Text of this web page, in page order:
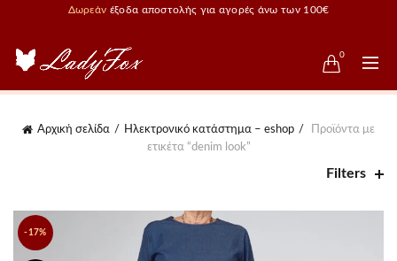
Δωρεάν έξοδα αποστολής για αγορές άνω των 100€
0
Αρχική σελίδα Ηλεκτρονικό κατάστημα – eshop
Προϊόντα με
ετικέτα “denim look”
Filters
-17%